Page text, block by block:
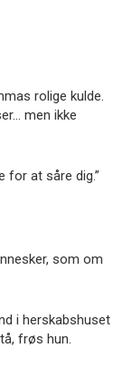
rolige kulde.
men ikke
for at såre dig.”
som om
i herskabshuset
frøs hun.